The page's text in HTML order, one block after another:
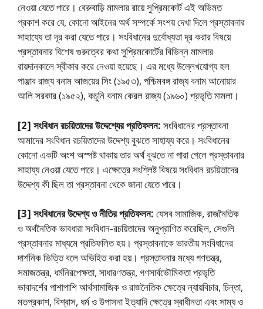
নেওয়া যেতে পারে। বেরুবাড়ি মামলার রায়ে সুপ্রিমকোর্ট এই অভিমত
প্রকাশ করে যে, কোনাে আইনের অর্থ সম্পর্কে সংশয় দেখা দিলে প্রস্তাবনার
সাহায্যে তা দূর করা যেতে পারে। সংবিধানের দুর্বোধ্যতা দূর করার বিষয়ে
প্রস্তাবনার বিশেষ গুরুত্বের কথা সুপ্রিমকোর্টের বিভিন্ন মামলার
রায়দানকালে স্বীকার করে নেওয়া হয়েছে। এর মধ্যে উল্লেখযােগ্য হল
পাঞ্জাব রাজ্য বনাম আজয়ের সিং (১৯৫৩), পশ্চিমবঙ্গ রাজ্য বনাম আনােয়ার
আলি সরকার (১৯৫২), কচুনি বনাম কেরল রাজ্য (১৯৬০) প্রভৃতি মামলা।
[2] সংবিধান রচয়িতাদের উদ্দেশ্যের প্রতিফলন: সংবিধানের প্রস্তাবনা
আমাদের সংবিধান রচয়িতাদের উদ্দেশ্য বুঝতে সাহায্য করে। সংবিধানের
কোনাে একটি অংশ অস্পষ্ট থাকায় তার অর্থ বুঝতে না পারা গেলে প্রস্তাবনার
সাহায্য নেওয়া যেতে পারে। এক্ষেত্রে সংশ্লিষ্ট বিষয়ে সংবিধান রচয়িতাদের
উদ্দেশ্য কী ছিল তা প্রস্তাবনা থেকে জানা যেতে পারে।
[3] সংবিধানের উদ্দেশ্য ও নীতির প্রতিফলন: যেসব সামাজিক, রাজনৈতিক
ও অর্থনৈতিক ভাবধারা সংবিধান-রচয়িতাদের অনুপ্রাণিত করেছিল, সেগুলি
প্রস্তাবনার মাধ্যমে প্রতিফলিত হয়। প্রস্তাবনাকে ভারতীয় সংবিধানের
দার্শনিক ভিত্তি বলে অভিহিত করা হয়। প্রস্তাবনার মধ্যে গণতন্ত্র,
সমাজতন্ত্র, ধর্মনিরপেক্ষতা, সাধারণতন্ত্র, গণসার্বভৌমিকতা প্রভৃতি
ভাবাদর্শের পাশাপাশি আর্থসামাজিক ও রাজনৈতিক ক্ষেত্রে ন্যায়বিচার, চিন্তা,
মতপ্রকাশ, বিশ্বাস, ধর্ম ও উপাসনা ইত্যাদি ক্ষেত্রে স্বাধীনতা এবং সাম্য ও